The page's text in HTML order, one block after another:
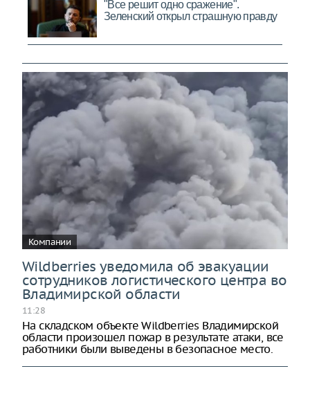
Компании
Wildberries уведомила об эвакуации
сотрудников логистического центра во
Владимирской области
11:28
На складском объекте Wildberries Владимирской
области произошел пожар в результате атаки, все
работники были выведены в безопасное место.